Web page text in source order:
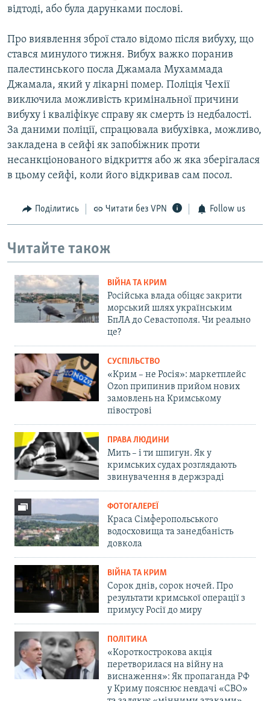
відтоді, або була дарунками послові.
Про виявлення зброї стало відомо після вибуху, що
стався минулого тижня. Вибух важко поранив
палестинського посла Джамала Мухаммада
Джамала, який у лікарні помер. Поліція Чехії
виключила можливість кримінальної причини
вибуху і кваліфікує справу як смерть із недбалості.
За даними поліції, спрацювала вибухівка, можливо,
закладена в сейфі як запобіжник проти
несанкціонованого відкриття або ж яка зберігалася
в цьому сейфі, коли його відкривав сам посол.
Поділитись Читати без VPN Follow us
Читайте також
ВІЙНА ТА КРИМ
Російська влада обіцяє закрити
морський шлях українським
БпЛА до Севастополя. Чи реально
це?
СУСПІЛЬСТВО
«Крим – не Росія»: маркетплейс
Ozon припинив прийом нових
замовлень на Кримському
півострові
ПРАВА ЛЮДИНИ
Мить – і ти шпигун. Як у
кримських судах розглядають
звинувачення в держзраді
ФОТОГАЛЕРЕЇ
Краса Сімферопольського
водосховища та занедбаність
довкола
ВІЙНА ТА КРИМ
Сорок днів, сорок ночей. Про
результати кримської операції з
примусу Росії до миру
ПОЛІТИКА
«Короткострокова акція
перетворилася на війну на
виснаження»: Як пропаганда РФ
у Криму пояснює невдачі «СВО»